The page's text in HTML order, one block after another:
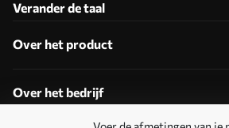
Verander de taal
Over het product
Over het bedrijf